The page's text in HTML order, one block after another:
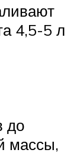
4,5-5 л
до
массы,